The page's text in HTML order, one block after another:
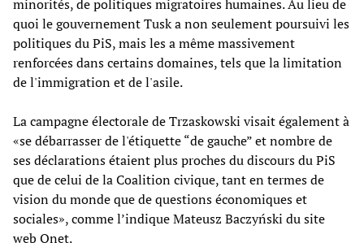
minorités, de politiques migratoires humaines. Au lieu de
quoi le gouvernement Tusk a non seulement poursuivi les
politiques du PiS, mais les a même massivement
renforcées dans certains domaines, tels que la limitation
de l'immigration et de l'asile.
La campagne électorale de Trzaskowski visait également à
«se débarrasser de l'étiquette “de gauche” et nombre de
ses déclarations étaient plus proches du discours du PiS
que de celui de la Coalition civique, tant en termes de
vision du monde que de questions économiques et
sociales», comme l’indique Mateusz Baczyński du site
web Onet.